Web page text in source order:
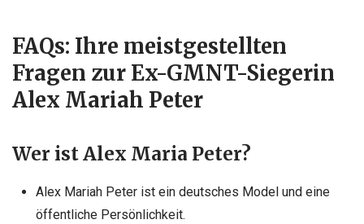
FAQs: Ihre meistgestellten
Fragen zur Ex-GMNT-Siegerin
Alex Mariah Peter
Wer ist Alex Maria Peter?
Alex Mariah Peter ist ein deutsches Model und eine
öffentliche Persönlichkeit.